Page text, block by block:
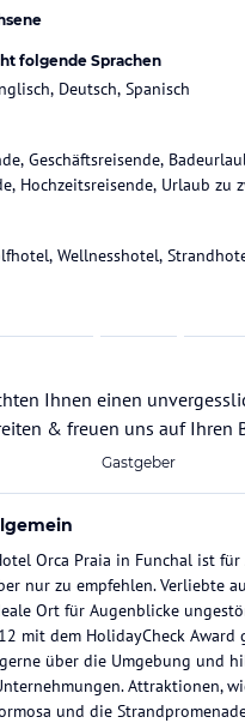
folgende Sprachen
Deutsch, Spanisch
Geschäftsreisende,
Hochzeitsreisende, Urlaub zu
Wellnesshotel,
Ihnen einen
& freuen uns auf Ihren
Gastgeber
Orca Praia in Funchal ist
nur zu empfehlen. Verliebte
Ort für Augenblicke
mit dem HolidayCheck Award
über die Umgebung und
Attraktionen,
und die